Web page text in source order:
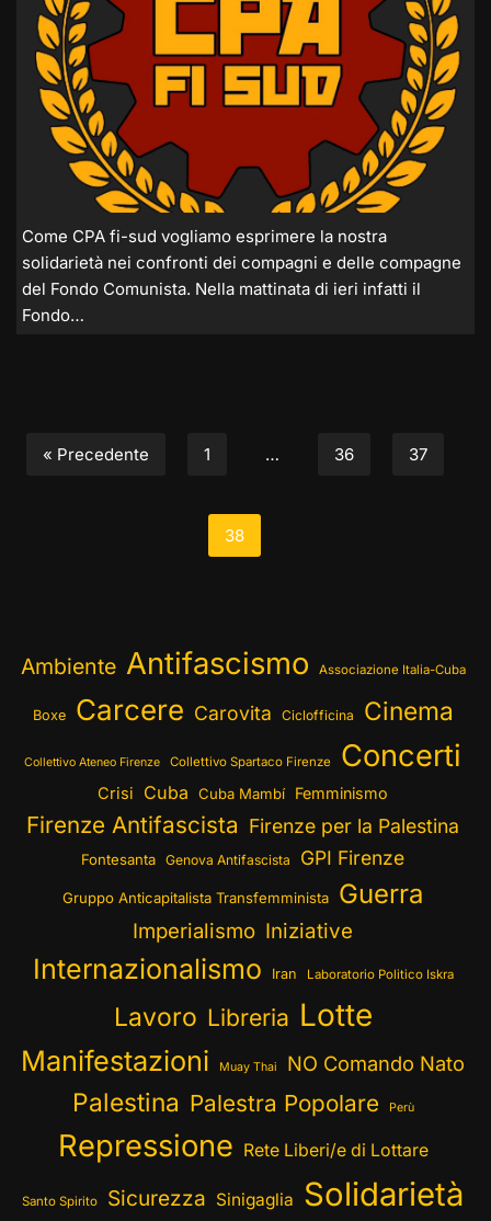
Come CPA fi-sud vogliamo esprimere la nostra
solidarietà nei confronti dei compagni e delle compagne
del Fondo Comunista. Nella mattinata di ieri infatti il
Fondo…
« Precedente 1 … 36 37
38
Ambiente Antifascismo Associazione Italia-Cuba
Boxe Carcere Carovita Ciclofficina Cinema
Collettivo Ateneo Firenze Collettivo Spartaco Firenze Concerti
Crisi Cuba Cuba Mambí Femminismo
Firenze Antifascista Firenze per la Palestina
Fontesanta Genova Antifascista GPI Firenze
Gruppo Anticapitalista Transfemminista Guerra
Imperialismo Iniziative
Internazionalismo Iran Laboratorio Politico Iskra
Lavoro Libreria Lotte
Manifestazioni Muay Thai NO Comando Nato
Palestina Palestra Popolare Perù
Repressione Rete Liberi/e di Lottare
Santo Spirito Sicurezza Sinigaglia Solidarietà